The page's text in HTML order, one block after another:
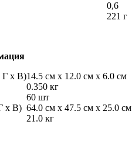
0,6
221 г
Г x В)14.5 см х 12.0 см x 6.0 см
0.350 кг
60 шт
x В) 64.0 см x 47.5 см x 25.0 см
21.0 кг